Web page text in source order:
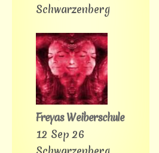
Schwarzenberg
Freyas Weiberschule
12 Sep 26